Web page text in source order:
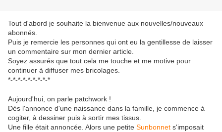
Tout d'abord je souhaite la bienvenue aux nouvelles/nouveaux
abonnés.
Puis je remercie les personnes qui ont eu la gentillesse de laisser
un commentaire sur mon dernier article.
Soyez assurés que tout cela me touche et me motive pour
continuer à diffuser mes bricolages.
*-*-*-*-*-*-*-*-*
Aujourd'hui, on parle patchwork !
Dès l'annonce d'une naissance dans la famille, je commence à
cogiter, à dessiner puis à sortir mes tissus.
Une fille était annoncée. Alors une petite Sunbonnet s'imposait